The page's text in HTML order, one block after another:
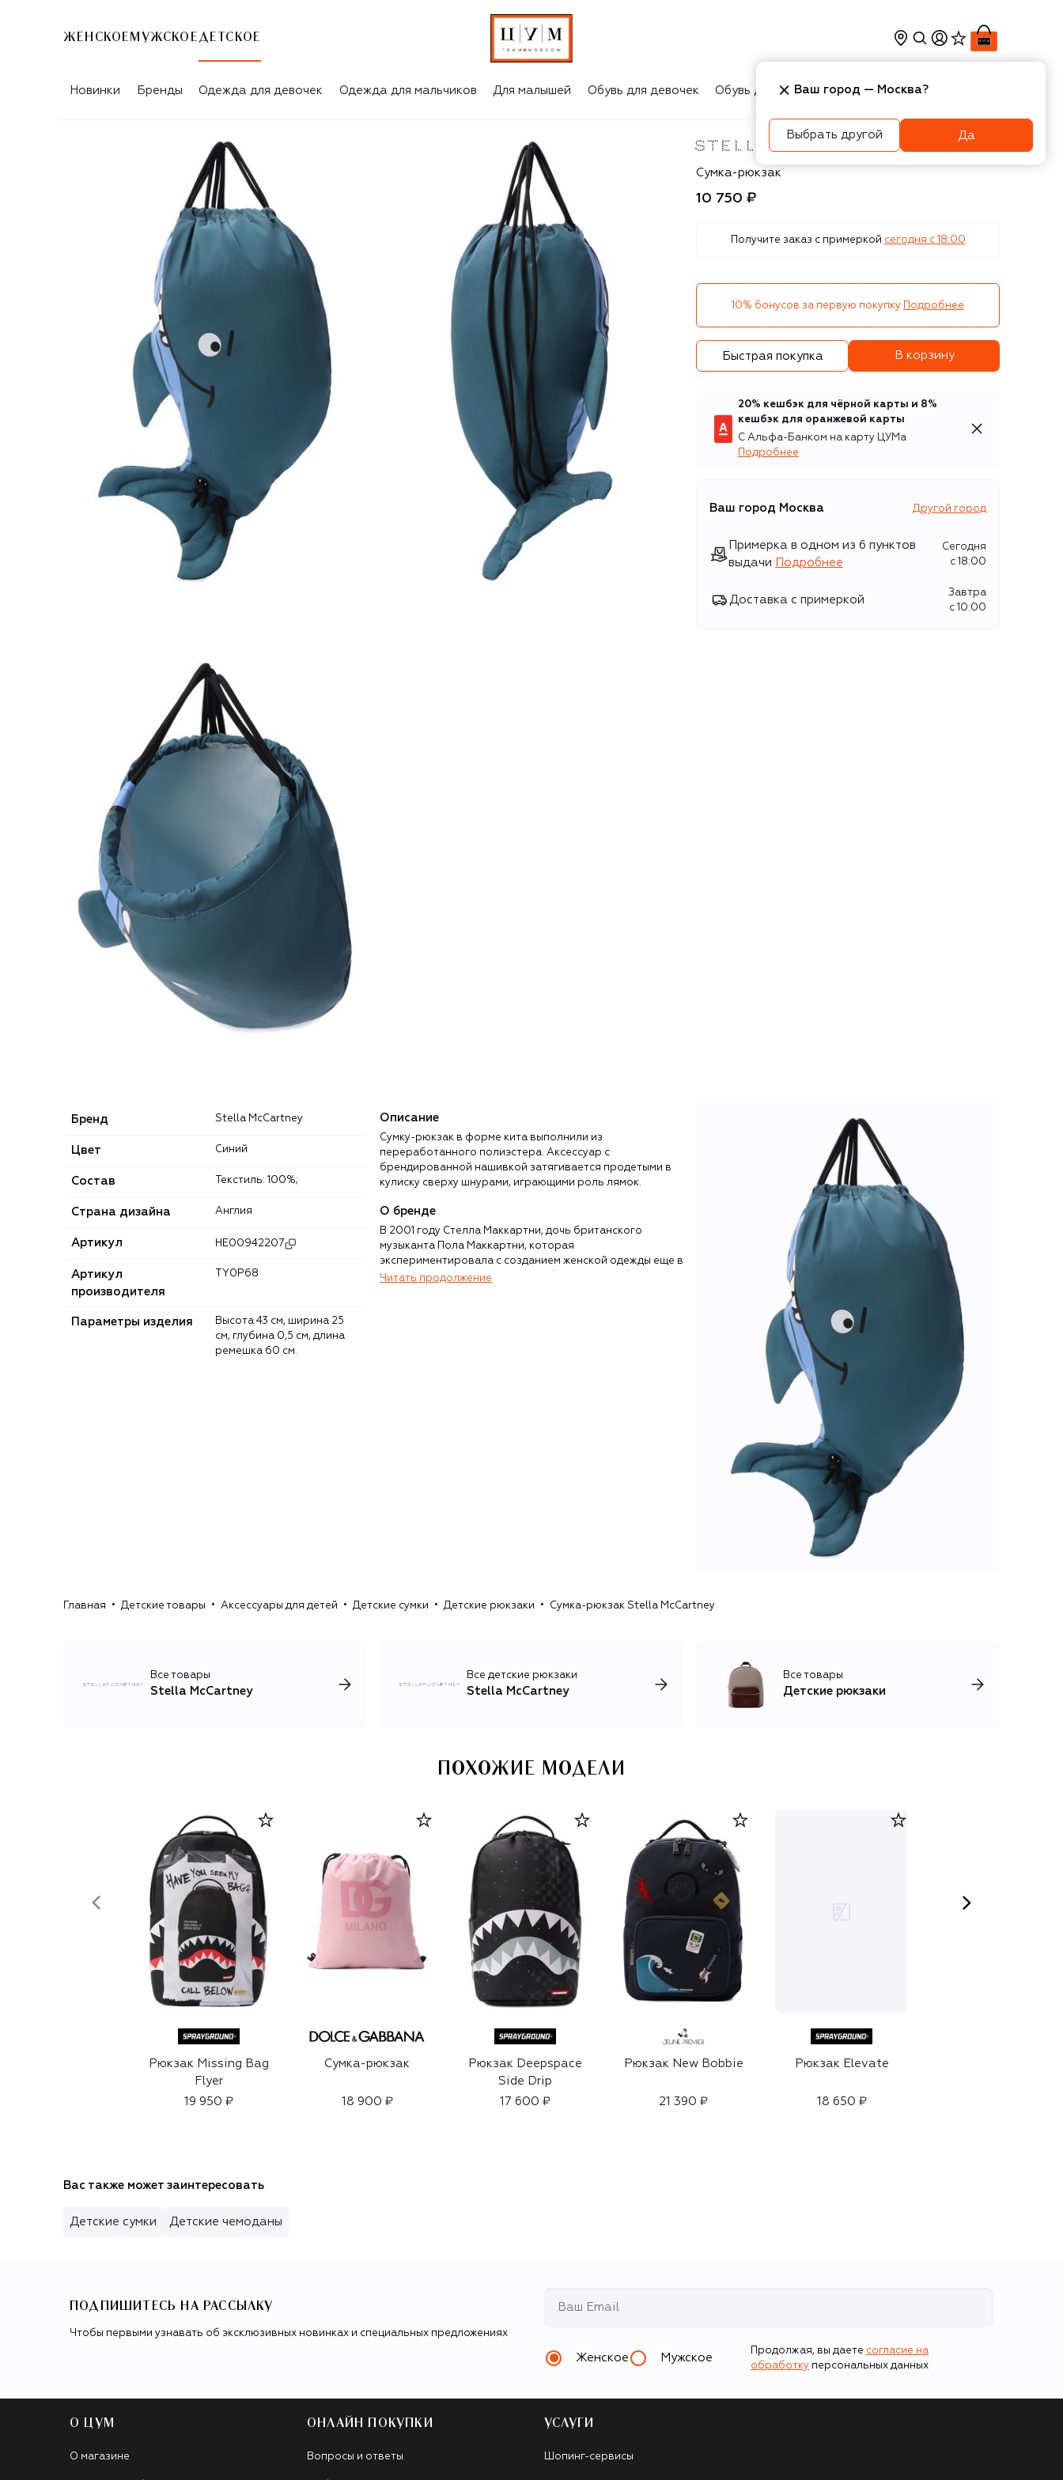
ЖЕНСКОЕ МУЖСКОЕ ДЕТСКОЕ
Новинки Бренды Одежда для девочек Одежда для мальчиков Для малышей Обувь для девочек Обувь для мальчиков Игрушки Аксесcуары
Stella McCartney
Сумка-рюкзак
10 750 ₽
Получите заказ с примеркой сегодня c 18:00
10% бонусов за первую покупку Подробнее
Быстрая покупка В корзину
20% кешбэк для чёрной карты и 8%
кешбэк для оранжевой карты
С Альфа-Банком на карту ЦУМа
Подробнее
Ваш город Москва Другой город
Примерка в одном из 6 пунктов
выдачи
Подробнее
Сегодня
c 18:00
Доставка с примеркой
Завтра
c 10:00
Бренд Stella McCartney
Цвет Синий
Состав Текстиль: 100%;
Страна дизайна Англия
Артикул HE00942207
Артикул
производителя
TY0P68
Параметры изделия
Высота 43 см, ширина 25
см, глубина 0,5 см, длина
ремешка 60 см.
Описание
Сумку-рюкзак в форме кита выполнили из
переработанного полиэстера. Аксессуар с
брендированной нашивкой затягивается продетыми в
кулиску сверху шнурами, играющими роль лямок.
О бренде
В 2001 году Стелла Маккартни, дочь британского
музыканта Пола Маккартни, которая
экспериментировала с созданием женской одежды еще в
1990-х, основала свой именной бренд. Марка быстро
спортивная одежда, обувь и аксессуары, выполненные
Читать продолжение
Главная Детские товары Аксессуары для детей Детские сумки Детские рюкзаки Сумка-рюкзак Stella McCartney
Все товары
Stella McCartney
Все детские рюкзаки
Stella McCartney
Все товары
Детские рюкзаки
ПОХОЖИЕ МОДЕЛИ
Рюкзак Missing Bag
Flyer
19 950 ₽
Сумка-рюкзак
18 900 ₽
Рюкзак Deepspace
Side Drip
17 600 ₽
Рюкзак New Bobbie
21 390 ₽
Рюкзак Elevate
18 650 ₽
Вас также может заинтересовать
Детские сумки Детские чемоданы
ПОДПИШИТЕСЬ НА РАССЫЛКУ
Чтобы первыми узнавать об эксклюзивных новинках и специальных предложениях
Женское Мужское
Продолжая, вы даете согласие на
обработку персональных данных
О ЦУМ
О магазине
ОНЛАЙН ПОКУПКИ
Вопросы и ответы
УСЛУГИ
Шопинг-сервисы
Ваш город — Москва?
Выбрать другой Да